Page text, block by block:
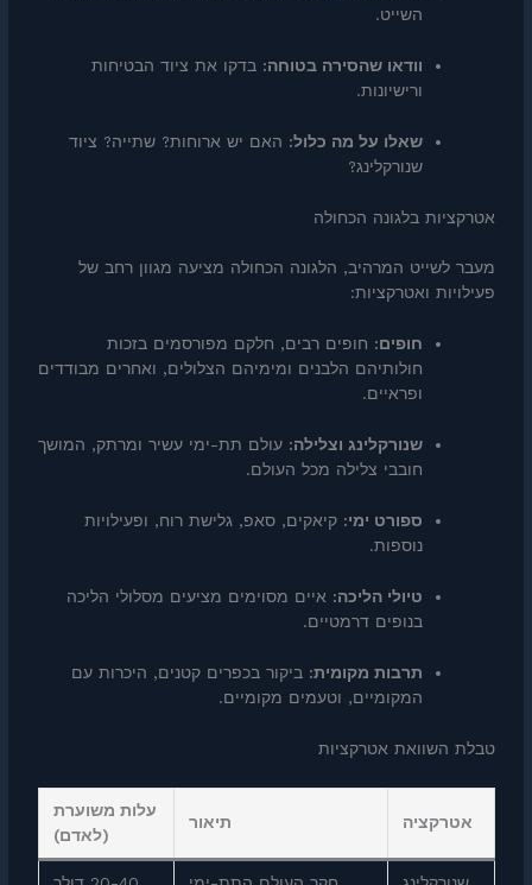
השייט.
וודאו שהסירה בטוחה: בדקו את ציוד הבטיחות
ורישיונות.
שאלו על מה כלול: האם יש ארוחות? שתייה? ציוד
שנורקלינג?
אטרקציות בלגונה הכחולה
מעבר לשייט המרהיב, הלגונה הכחולה מציעה מגוון רחב של
פעילויות ואטרקציות:
חופים: חופים רבים, חלקם מפורסמים בזכות
חולותיהם הלבנים ומימיהם הצלולים, ואחרים מבודדים
ופראיים.
שנורקלינג וצלילה: עולם תת-ימי עשיר ומרתק, המושך
חובבי צלילה מכל העולם.
ספורט ימי: קיאקים, סאפ, גלישת רוח, ופעילויות
נוספות.
טיולי הליכה: איים מסוימים מציעים מסלולי הליכה
בנופים דרמטיים.
תרבות מקומית: ביקור בכפרים קטנים, היכרות עם
המקומיים, וטעמים מקומיים.
טבלת השוואת אטרקציות
אטרקציה תיאור
עלות משוערת
(לאדם)